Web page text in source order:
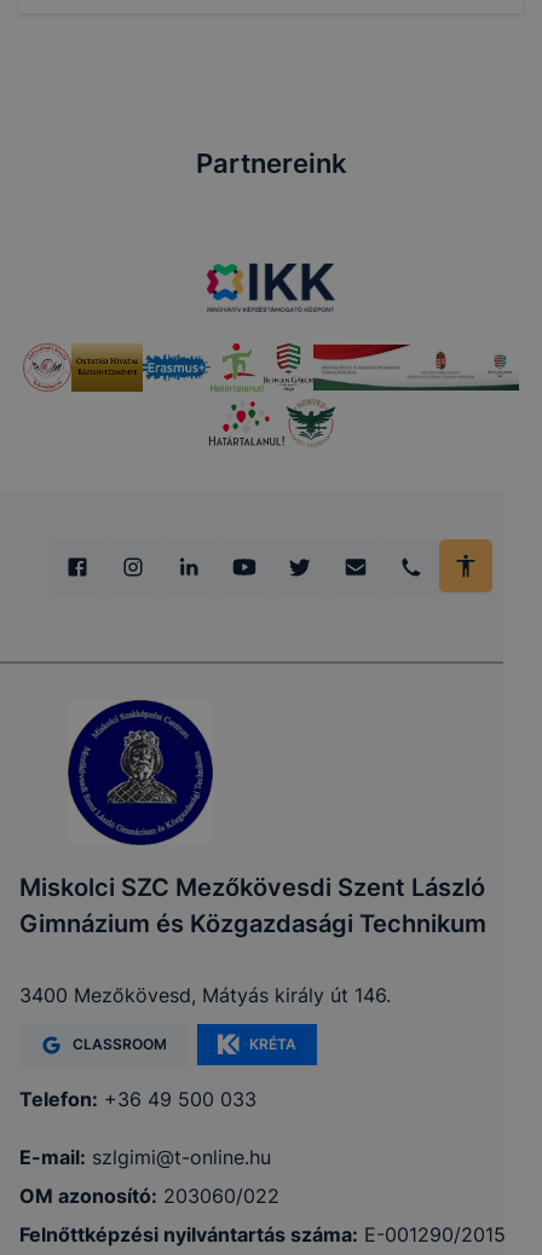
Partnereink
Miskolci SZC Mezőkövesdi Szent László
Gimnázium és Közgazdasági Technikum
3400 Mezőkövesd, Mátyás király út 146.
CLASSROOM KRÉTA
Telefon: +36 49 500 033
E-mail: szlgimi@t-online.hu
OM azonosító: 203060/022
Felnőttképzési nyilvántartás száma: E-001290/2015